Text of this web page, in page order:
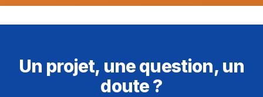
Un projet, une question, un
doute ?